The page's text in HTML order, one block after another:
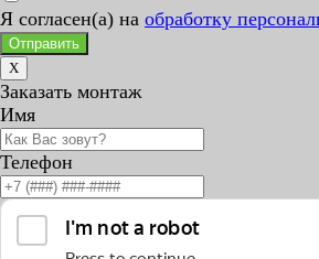
Я согласен(а) на обработку
Отправить
X
Заказать монтаж
Имя
Телефон